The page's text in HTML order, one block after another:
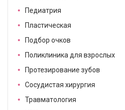
Педиатрия
Пластическая
Подбор очков
Поликлиника для взрослых
Протезирование зубов
Сосудистая хирургия
Травматология